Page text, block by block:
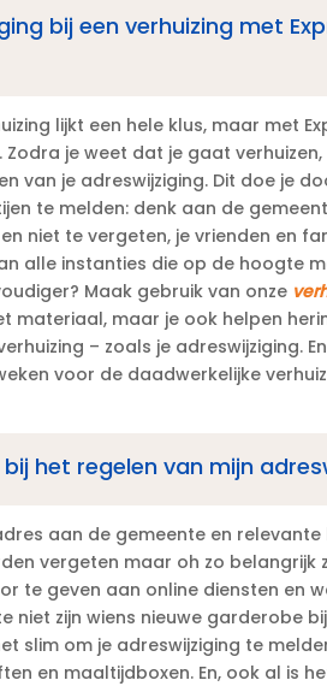
bij een verhuizing met
lijkt een hele klus, maar met
je weet dat je gaat verhuizen,
van je adreswijziging.​ Dit doe je
te melden: denk aan de
niet te vergeten, je vrienden en
alle instanties die op de hoogte
Maak gebruik van onze
materiaal, maar je ook helpen
– zoals je adreswijziging.​
voor de daadwerkelijke
het regelen van mijn
aan de gemeente en relevante
vergeten maar oh zo belangrijk
te geven aan online diensten en
niet zijn wiens nieuwe garderobe
slim om je adreswijziging te
en maaltijdboxen.​ En, ook al is